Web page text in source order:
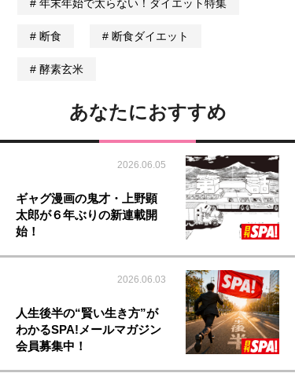
年末年始で太らない！ダイエット特集
断食 断食ダイエット
酵素玄米
あなたにおすすめ
2026.06.05
ギャグ漫画の鬼才・上野顕
太郎が６年ぶりの新連載開
始！
2026.06.03
人生後半の“賢い生き方”が
わかるSPA!メールマガジン
会員募集中！